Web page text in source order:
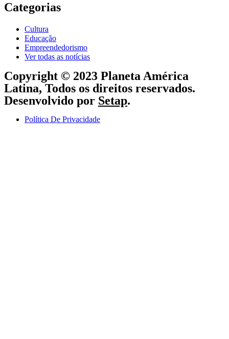
Categorias
Cultura
Educação
Empreendedorismo
Ver todas as notícias
Copyright © 2023 Planeta América
Latina, Todos os direitos reservados.
Desenvolvido por Setap.
Política De Privacidade